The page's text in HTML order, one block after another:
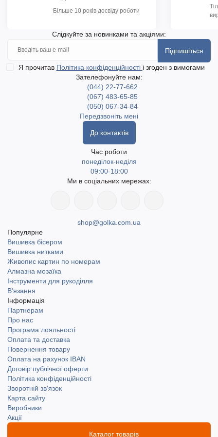
Більше 10 років досвіду роботи
Слідкуйте за новинками та акціями:
Підпишіться
Я прочитав Політика конфіденційності і згоден з вимогами
Зателефонуйте нам:
(044) 22-77-662
(067) 483-65-85
(050) 067-34-84
Передзвоніть мені
До контактів
Час роботи
понеділок-неділя
09:00-18:00
Ми в соціальних мережах:
shop@golka.com.ua
Популярне
Вишивка бісером
Вишивка нитками
Живопис картин по номерам
Алмазна мозаїка
Інструменти для рукоділля
В'язання
Інформація
Партнерам
Про нас
Програма лояльності
Оплата та доставка
Повернення товару
Оплата на рахунок IBAN
Договір публічної оферти
Політика конфіденційності
Зворотній зв'язок
Карта сайту
Виробники
Акції
Каталог товарів